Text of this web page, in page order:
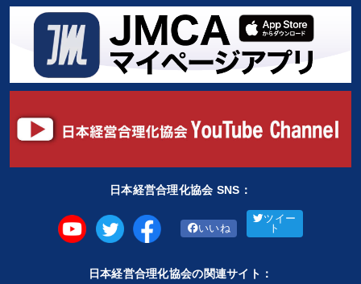
日本経営合理化協会 SNS：
いいね
ツイー
ト
日本経営合理化協会の関連サイト：